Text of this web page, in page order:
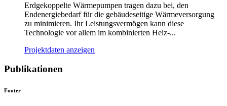
Erdgekoppelte Wärmepumpen tragen dazu bei, den
Endenergiebedarf für die gebäudeseitige Wärmeversorgung
zu minimieren. Ihr Leistungsvermögen kann diese
Technologie vor allem im kombinierten Heiz-...
Projektdaten anzeigen
Publikationen
Footer